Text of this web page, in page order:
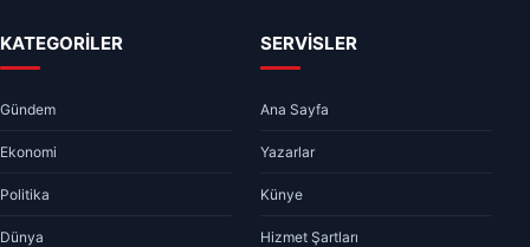
KATEGORİLER
Gündem
Ekonomi
Politika
Dünya
SERVİSLER
Ana Sayfa
Yazarlar
Künye
Hizmet Şartları